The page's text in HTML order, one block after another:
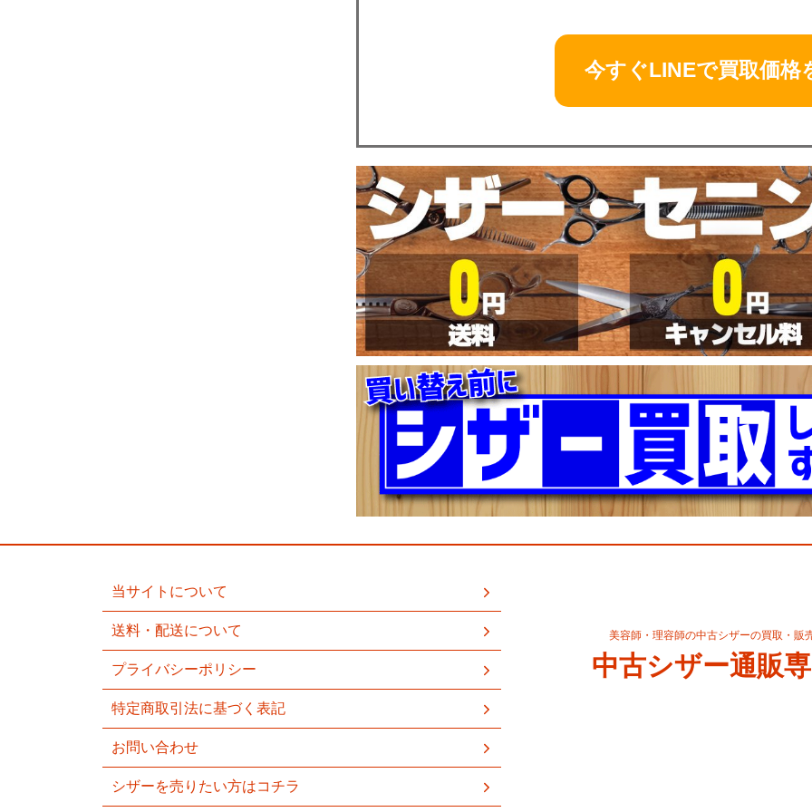
今すぐLINEで買取価格
当サイトについて
送料・配送について
プライバシーポリシー
特定商取引法に基づく表記
お問い合わせ
シザーを売りたい方はコチラ
美容師・理容師の中古シザーの買取・販
中古シザー通販